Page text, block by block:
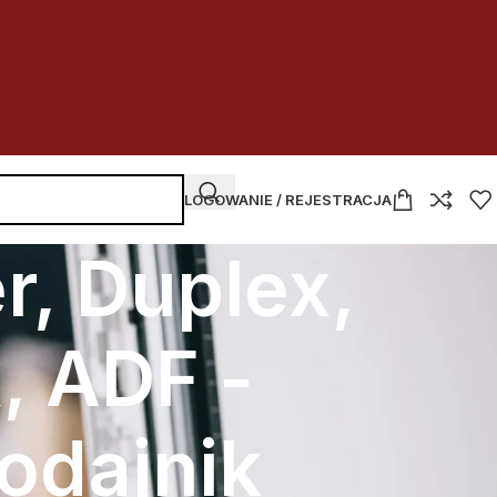
LOGOWANIE / REJESTRACJA
Duplex,
ADF -